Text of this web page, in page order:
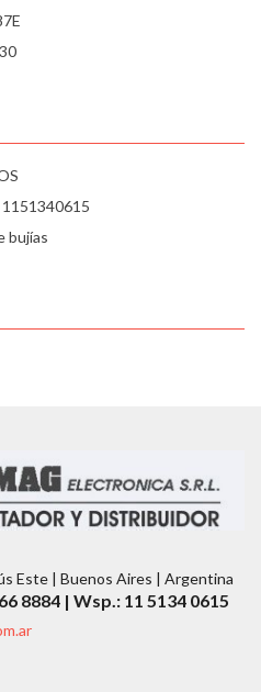
bujías
Este | Buenos Aires | Argentina
8884 | Wsp.: 11 5134 0615